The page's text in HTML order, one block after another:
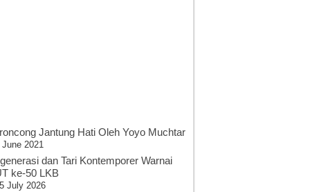
Jantung Hati Oleh Yoyo Muchtar
June 2021
dan Tari Kontemporer Warnai
ke-50 LKB
July 2026